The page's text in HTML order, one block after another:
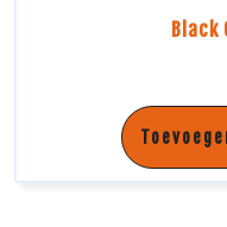
Black